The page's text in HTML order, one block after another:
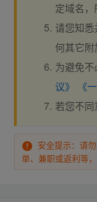
定域名，
请您知悉
何其它
为避免
议》
《
若您不
安全提示：请
单、兼职或返利等，